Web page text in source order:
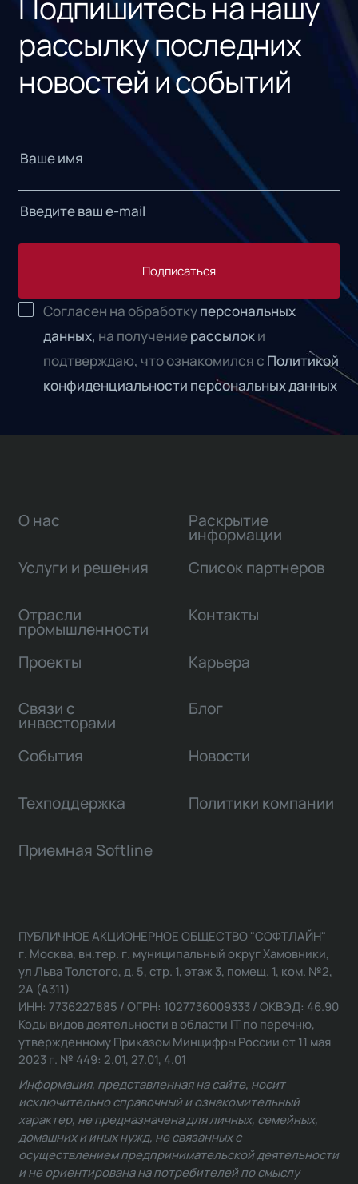
рассылку последних
новостей и событий
Подписаться
Согласен на обработкуперсональных
данных, на получениерассылок и
подтверждаю, что ознакомился с Политикой
конфиденциальности персональных данных
О нас
Услуги и решения
Отрасли
промышленности
Проекты
Связи с
инвесторами
Раскрытие
информации
Список партнеров
Контакты
Карьера
Блог
События Новости
Техподдержка Политики компании
Приемная Softline
ПУБЛИЧНОЕ АКЦИОНЕРНОЕ ОБЩЕСТВО "СОФТЛАЙН"
г. Москва, вн.тер. г. муниципальный округ Хамовники,
ул Льва Толстого, д. 5, стр. 1, этаж 3, помещ. 1, ком. №2,
2А (А311)
ИНН: 7736227885 / ОГРН: 1027736009333 / ОКВЭД: 46.90
Коды видов деятельности в области IT по перечню,
утвержденному Приказом Минцифры России от 11 мая
2023 г. № 449: 2.01, 27.01, 4.01
Информация, представленная на сайте, носит
исключительно справочный и ознакомительный
характер, не предназначена для личных, семейных,
домашних и иных нужд, не связанных с
осуществлением предпринимательской деятельности
и не ориентирована на потребителей по смыслу